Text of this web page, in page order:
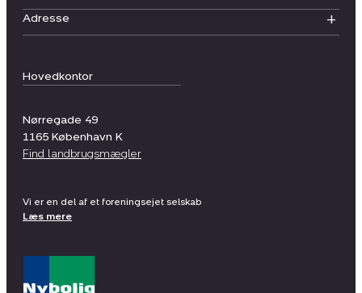
Hovedkontor
Nørregade 49
1165 København K
Find landbrugsmægler
Adresse
Vi er en del af et foreningsejet selskab
Læs mere